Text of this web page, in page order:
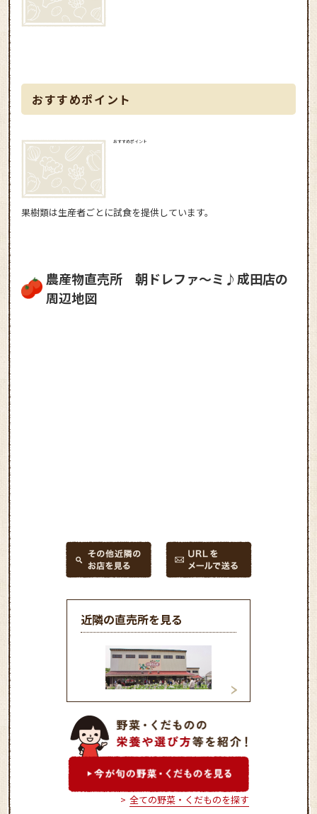
おすすめポイント
おすすめポイント
果樹類は生産者ごとに試食を提供しています。
農産物直売所 朝ドレファ～ミ♪成田店の
周辺地図
近隣の直売所を見る
はだのじばさんず
農産物直売所
～ミ♪ハルネ店
全ての野菜・くだものを探す